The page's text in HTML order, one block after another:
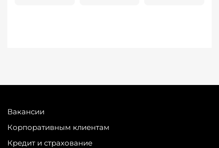
Вакансии
Корпоративным клиентам
Кредит и страхование